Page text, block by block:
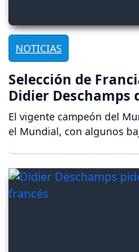
NOTICIAS
Selección de
Didier Deschamps
El vigente campeón del
el Mundial, con algunos